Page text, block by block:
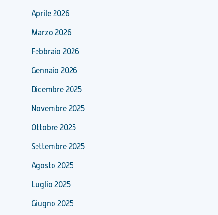
Aprile 2026
Marzo 2026
Febbraio 2026
Gennaio 2026
Dicembre 2025
Novembre 2025
Ottobre 2025
Settembre 2025
Agosto 2025
Luglio 2025
Giugno 2025